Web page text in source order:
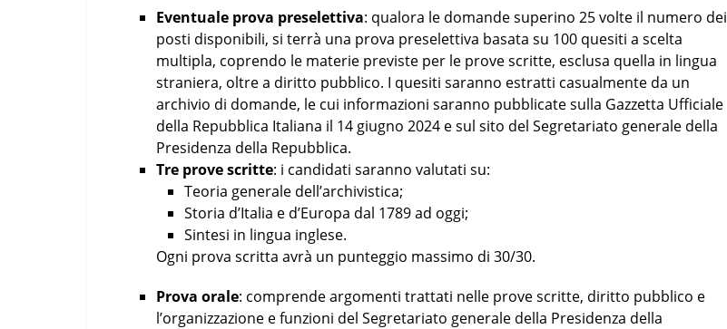
Eventuale prova preselettiva: qualora le domande superino 25 volte il numero dei
posti disponibili, si terrà una prova preselettiva basata su 100 quesiti a scelta
multipla, coprendo le materie previste per le prove scritte, esclusa quella in lingua
straniera, oltre a diritto pubblico. I quesiti saranno estratti casualmente da un
archivio di domande, le cui informazioni saranno pubblicate sulla Gazzetta Ufficiale
della Repubblica Italiana il 14 giugno 2024 e sul sito del Segretariato generale della
Presidenza della Repubblica.
Tre prove scritte: i candidati saranno valutati su:
Teoria generale dell’archivistica;
Storia d’Italia e d’Europa dal 1789 ad oggi;
Sintesi in lingua inglese.
Ogni prova scritta avrà un punteggio massimo di 30/30.
Prova orale: comprende argomenti trattati nelle prove scritte, diritto pubblico e
l’organizzazione e funzioni del Segretariato generale della Presidenza della